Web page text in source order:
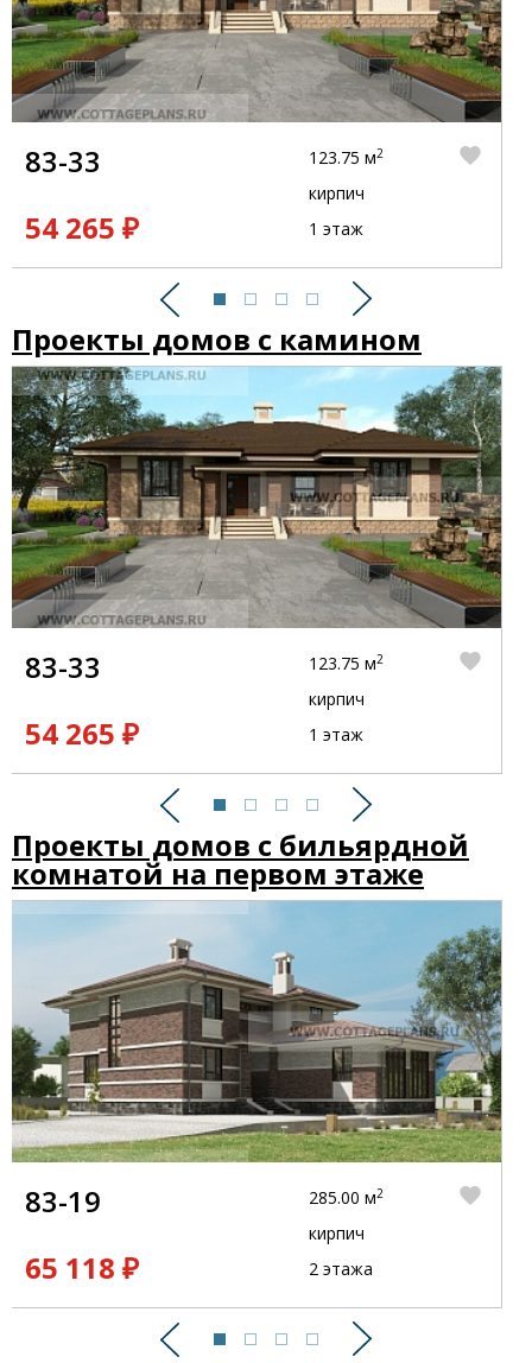
Предыдущий Следующий
83-33
54 265 ₽
123.75 м2
кирпич
1 этаж
Проекты домов с камином
Предыдущий Следующий
83-33
54 265 ₽
123.75 м2
кирпич
1 этаж
Проекты домов с бильярдной
комнатой на первом этаже
Предыдущий Следующий
83-19
65 118 ₽
285.00 м2
кирпич
2 этажа